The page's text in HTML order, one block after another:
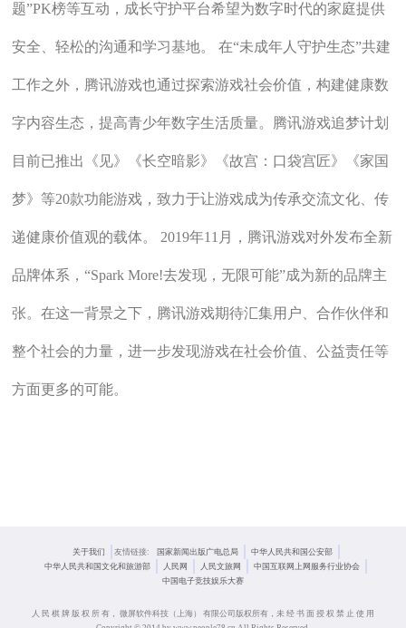
题”PK榜等互动，成长守护平台希望为数字时代的家庭提供
安全、轻松的沟通和学习基地。 在“未成年人守护生态”共建
工作之外，腾讯游戏也通过探索游戏社会价值，构建健康数
字内容生态，提高青少年数字生活质量。腾讯游戏追梦计划
目前已推出《见》《长空暗影》《故宫：口袋宫匠》《家国
梦》等20款功能游戏，致力于让游戏成为传承交流文化、传
递健康价值观的载体。 2019年11月，腾讯游戏对外发布全新
品牌体系，“Spark More!去发现，无限可能”成为新的品牌主
张。在这一背景之下，腾讯游戏期待汇集用户、合作伙伴和
整个社会的力量，进一步发现游戏在社会价值、公益责任等
方面更多的可能。
关于我们 友情链接: 国家新闻出版广电总局
中华人民共和国公安部
中华人民共和国文化和旅游部
人民网 人民文旅网
中国互联网上网服务行业协会
中国电子竞技娱乐大赛
人 民 棋 牌 版 权 所 有， 微屏软件科技（上海） 有限公司版权所有，未 经 书 面 授 权 禁 止 使 用